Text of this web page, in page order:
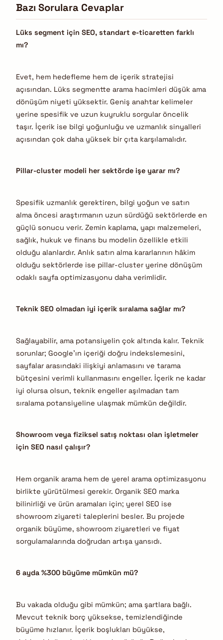
Bazı Sorulara Cevaplar
Lüks segment için SEO, standart e-ticaretten farklı
mı?
Evet, hem hedefleme hem de içerik stratejisi
açısından. Lüks segmentte arama hacimleri düşük ama
dönüşüm niyeti yüksektir. Geniş anahtar kelimeler
yerine spesifik ve uzun kuyruklu sorgular öncelik
taşır. İçerik ise bilgi yoğunluğu ve uzmanlık sinyalleri
açısından çok daha yüksek bir çıta karşılamalıdır.
Pillar-cluster modeli her sektörde işe yarar mı?
Spesifik uzmanlık gerektiren, bilgi yoğun ve satın
alma öncesi araştırmanın uzun sürdüğü sektörlerde en
güçlü sonucu verir. Zemin kaplama, yapı malzemeleri,
sağlık, hukuk ve finans bu modelin özellikle etkili
olduğu alanlardır. Anlık satın alma kararlarının hâkim
olduğu sektörlerde ise pillar-cluster yerine dönüşüm
odaklı sayfa optimizasyonu daha verimlidir.
Teknik SEO olmadan iyi içerik sıralama sağlar mı?
Sağlayabilir, ama potansiyelin çok altında kalır. Teknik
sorunlar; Google’ın içeriği doğru indekslemesini,
sayfalar arasındaki ilişkiyi anlamasını ve tarama
bütçesini verimli kullanmasını engeller. İçerik ne kadar
iyi olursa olsun, teknik engeller aşılmadan tam
sıralama potansiyeline ulaşmak mümkün değildir.
Showroom veya fiziksel satış noktası olan işletmeler
için SEO nasıl çalışır?
Hem organik arama hem de yerel arama optimizasyonu
birlikte yürütülmesi gerekir. Organik SEO marka
bilinirliği ve ürün aramaları için; yerel SEO ise
showroom ziyareti taleplerini besler. Bu projede
organik büyüme, showroom ziyaretleri ve fiyat
sorgulamalarında doğrudan artışa yansıdı.
6 ayda %300 büyüme mümkün mü?
Bu vakada olduğu gibi mümkün; ama şartlara bağlı.
Mevcut teknik borç yüksekse, temizlendiğinde
büyüme hızlanır. İçerik boşlukları büyükse,